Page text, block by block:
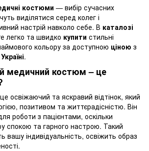
костюми — вибір сучасних
виділятися серед колег і
настрій навколо себе. В каталозі
легко та швидко купити стильні
кольору за доступною ціною з
Україні.
медичний костюм – це
освіжаючий та яскравий відтінок, який
позитивом та життєрадісністю. Він
роботи з пацієнтами, оскільки
спокою та гарного настрою. Такий
вашу індивідуальність, освіжить образ